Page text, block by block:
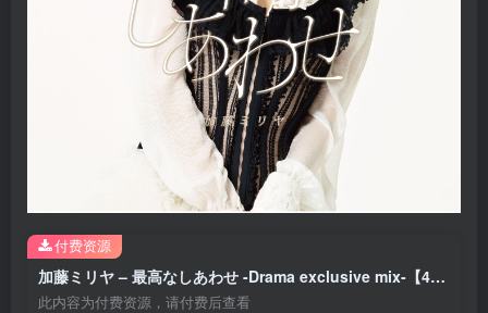
加藤ミリヤ – 最高なしあわせ -Drama exclusive mix-【44.1kHz／16bit】日本区
此内容为付费资源，请付费后查看
付费资源